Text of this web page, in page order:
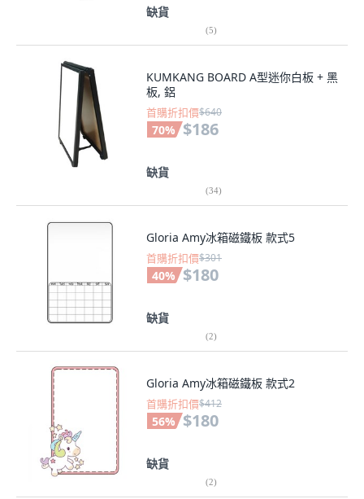
缺貨
(5)
KUMKANG BOARD A型迷你白板 + 黑
板, 鋁
首購折扣價$640
70% $186
缺貨
(34)
Gloria Amy冰箱磁鐵板 款式5
首購折扣價$301
40% $180
缺貨
(2)
Gloria Amy冰箱磁鐵板 款式2
首購折扣價$412
56% $180
缺貨
(2)